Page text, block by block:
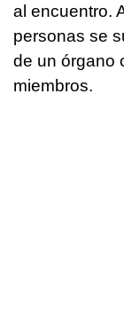
al encuentro.
personas se
de un órgano
miembros.